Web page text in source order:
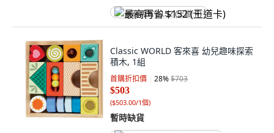
最高再省 $152 (王道卡)
Classic WORLD 客來喜 幼兒趣味探索
積木, 1組
首購折扣價 28%$703
$503
($503.00/1個)
暫時缺貨